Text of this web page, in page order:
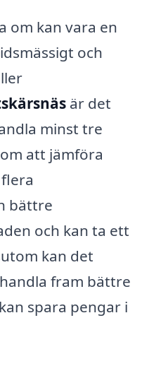
om kan vara en
och
är det
minst tre
att jämföra
bättre
och kan ta ett
kan det
fram bättre
spara pengar i